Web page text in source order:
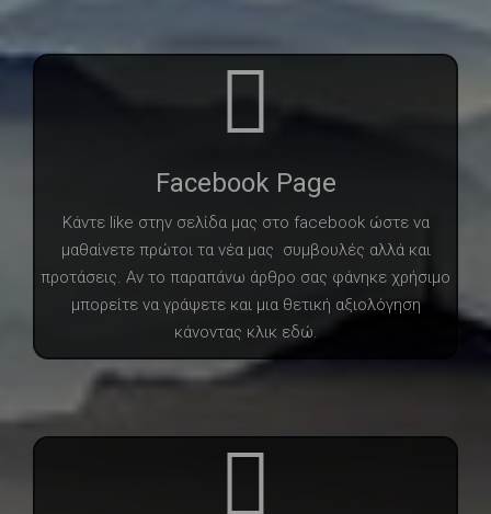
Facebook Page
Κάντε like στην σελίδα μας στο facebook ώστε να
μαθαίνετε πρώτοι τα νέα μας συμβουλές αλλά και
προτάσεις. Αν το παραπάνω άρθρο σας φάνηκε χρήσιμο
μπορείτε να γράψετε και μια θετική αξιολόγηση
κάνοντας κλικ εδώ.